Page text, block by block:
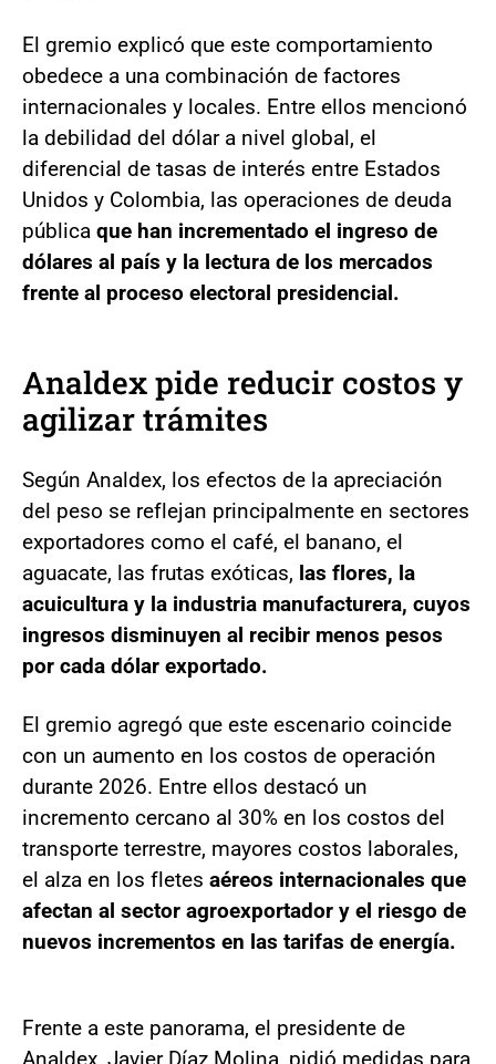
El gremio explicó que este comportamiento
obedece a una combinación de factores
internacionales y locales. Entre ellos mencionó
la debilidad del dólar a nivel global, el
diferencial de tasas de interés entre Estados
Unidos y Colombia, las operaciones de deuda
pública que han incrementado el ingreso de
dólares al país y la lectura de los mercados
frente al proceso electoral presidencial.
Analdex pide reducir costos y
agilizar trámites
Según Analdex, los efectos de la apreciación
del peso se reflejan principalmente en sectores
exportadores como el café, el banano, el
aguacate, las frutas exóticas, las flores, la
acuicultura y la industria manufacturera, cuyos
ingresos disminuyen al recibir menos pesos
por cada dólar exportado.
El gremio agregó que este escenario coincide
con un aumento en los costos de operación
durante 2026. Entre ellos destacó un
incremento cercano al 30% en los costos del
transporte terrestre, mayores costos laborales,
el alza en los fletes aéreos internacionales que
afectan al sector agroexportador y el riesgo de
nuevos incrementos en las tarifas de energía.
Frente a este panorama, el presidente de
Analdex, Javier Díaz Molina, pidió medidas para